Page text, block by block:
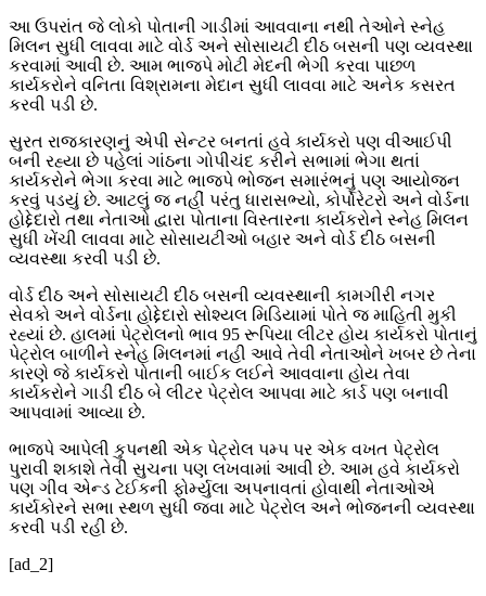
આ ઉપરાંત જે લોકો પોતાની ગાડીમાં આવવાના નથી તેઓને સ્નેહ
મિલન સુધી લાવવા માટે વોર્ડ અને સોસાયટી દીઠ બસની પણ વ્યવસ્થા
કરવામાં આવી છે. આમ ભાજપે મોટી મેદની ભેગી કરવા પાછળ
કાર્યકરોને વનિતા વિશ્રામના મેદાન સુધી લાવવા માટે અનેક કસરત
કરવી પડી છે.
સુરત રાજકારણનું એપી સેન્ટર બનતાં હવે કાર્યકરો પણ વીઆઈપી
બની રહ્યા છે પહેલાં ગાંઠના ગોપીચંદ કરીને સભામાં ભેગા થતાં
કાર્યકરોને ભેગા કરવા માટે ભાજપે ભોજન સમારંભનું પણ આયોજન
કરવું પડયું છે. આટલું જ નહીં પરંતુ ધારાસભ્યો, કોર્પોરેટરો અને વોર્ડના
હોદ્દેદારો તથા નેતાઓ દ્વારા પોતાના વિસ્તારના કાર્યકરોને સ્નેહ મિલન
સુધી ખેંચી લાવવા માટે સોસાયટીઓ બહાર અને વોર્ડ દીઠ બસની
વ્યવસ્થા કરવી પડી છે.
વોર્ડ દીઠ અને સોસાયટી દીઠ બસની વ્યવસ્થાની કામગીરી નગર
સેવકો અને વોર્ડના હોદ્દેદારો સોશ્યલ મિડિયામાં પોતે જ માહિતી મુકી
રહ્યાં છે. હાલમાં પેટ્રોલનો ભાવ 95 રૂપિયા લીટર હોય કાર્યકરો પોતાનું
પેટ્રોલ બાળીને સ્નેહ મિલનમાં નહી આવે તેવી નેતાઓને ખબર છે તેના
કારણે જે કાર્યકરો પોતાની બાઈક લઈને આવવાના હોય તેવા
કાર્યકરોને ગાડી દીઠ બે લીટર પેટ્રોલ આપવા માટે કાર્ડ પણ બનાવી
આપવામાં આવ્યા છે.
ભાજપે આપેલી કુપનથી એક પેટ્રોલ પમ્પ પર એક વખત પેટ્રોલ
પુરાવી શકાશે તેવી સુચના પણ લખવામાં આવી છે. આમ હવે કાર્યકરો
પણ ગીવ એન્ડ ટેઈકની ફોર્મ્યુલા અપનાવતાં હોવાથી નેતાઓએ
કાર્યકોરને સભા સ્થળ સુધી જવા માટે પેટ્રોલ અને ભોજનની વ્યવસ્થા
કરવી પડી રહી છે.
[ad_2]